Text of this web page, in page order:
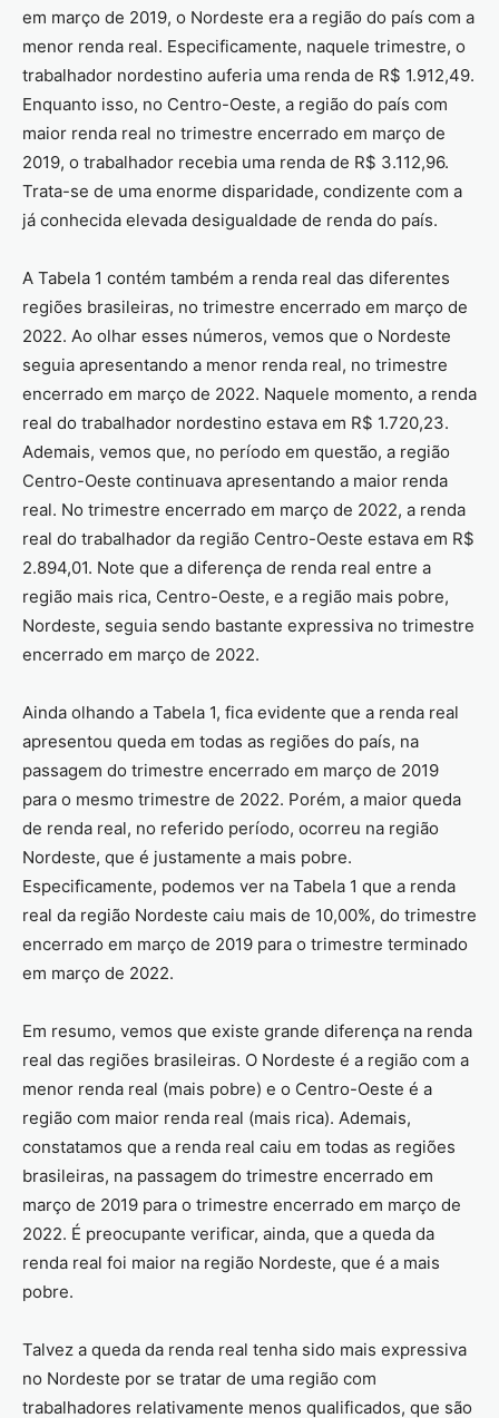
em março de 2019, o Nordeste era a região do país com a
menor renda real. Especificamente, naquele trimestre, o
trabalhador nordestino auferia uma renda de R$ 1.912,49.
Enquanto isso, no Centro-Oeste, a região do país com
maior renda real no trimestre encerrado em março de
2019, o trabalhador recebia uma renda de R$ 3.112,96.
Trata-se de uma enorme disparidade, condizente com a
já conhecida elevada desigualdade de renda do país.
A Tabela 1 contém também a renda real das diferentes
regiões brasileiras, no trimestre encerrado em março de
2022. Ao olhar esses números, vemos que o Nordeste
seguia apresentando a menor renda real, no trimestre
encerrado em março de 2022. Naquele momento, a renda
real do trabalhador nordestino estava em R$ 1.720,23.
Ademais, vemos que, no período em questão, a região
Centro-Oeste continuava apresentando a maior renda
real. No trimestre encerrado em março de 2022, a renda
real do trabalhador da região Centro-Oeste estava em R$
2.894,01. Note que a diferença de renda real entre a
região mais rica, Centro-Oeste, e a região mais pobre,
Nordeste, seguia sendo bastante expressiva no trimestre
encerrado em março de 2022.
Ainda olhando a Tabela 1, fica evidente que a renda real
apresentou queda em todas as regiões do país, na
passagem do trimestre encerrado em março de 2019
para o mesmo trimestre de 2022. Porém, a maior queda
de renda real, no referido período, ocorreu na região
Nordeste, que é justamente a mais pobre.
Especificamente, podemos ver na Tabela 1 que a renda
real da região Nordeste caiu mais de 10,00%, do trimestre
encerrado em março de 2019 para o trimestre terminado
em março de 2022.
Em resumo, vemos que existe grande diferença na renda
real das regiões brasileiras. O Nordeste é a região com a
menor renda real (mais pobre) e o Centro-Oeste é a
região com maior renda real (mais rica). Ademais,
constatamos que a renda real caiu em todas as regiões
brasileiras, na passagem do trimestre encerrado em
março de 2019 para o trimestre encerrado em março de
2022. É preocupante verificar, ainda, que a queda da
renda real foi maior na região Nordeste, que é a mais
pobre.
Talvez a queda da renda real tenha sido mais expressiva
no Nordeste por se tratar de uma região com
trabalhadores relativamente menos qualificados, que são